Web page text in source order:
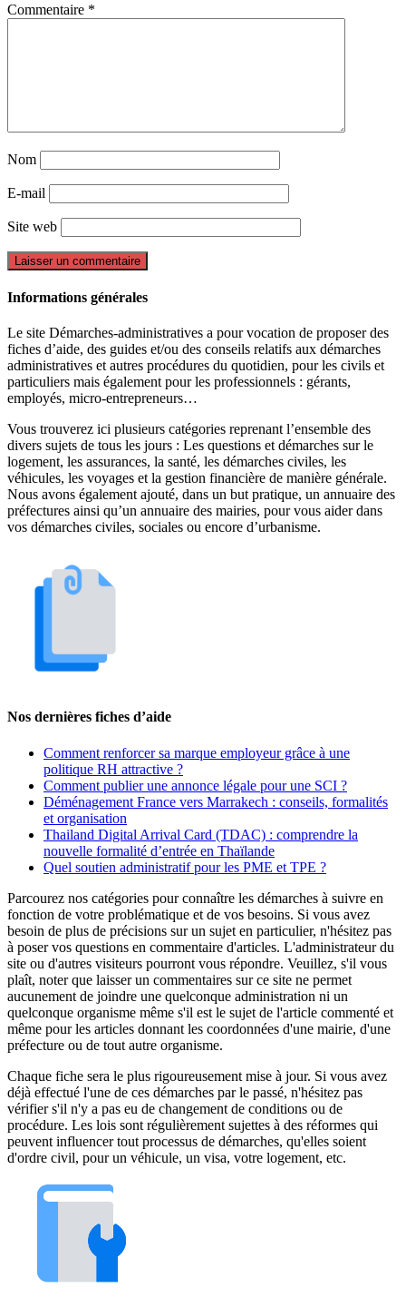
Commentaire *
Nom
E-mail
Site web
Informations générales
Le site Démarches-administratives a pour vocation de proposer des
fiches d’aide, des guides et/ou des conseils relatifs aux démarches
administratives et autres procédures du quotidien, pour les civils et
particuliers mais également pour les professionnels : gérants,
employés, micro-entrepreneurs…
Vous trouverez ici plusieurs catégories reprenant l’ensemble des
divers sujets de tous les jours : Les questions et démarches sur le
logement, les assurances, la santé, les démarches civiles, les
véhicules, les voyages et la gestion financière de manière générale.
Nous avons également ajouté, dans un but pratique, un annuaire des
préfectures ainsi qu’un annuaire des mairies, pour vous aider dans
vos démarches civiles, sociales ou encore d’urbanisme.
Nos dernières fiches d’aide
Comment renforcer sa marque employeur grâce à une
politique RH attractive ?
Comment publier une annonce légale pour une SCI ?
Déménagement France vers Marrakech : conseils, formalités
et organisation
Thailand Digital Arrival Card (TDAC) : comprendre la
nouvelle formalité d’entrée en Thaïlande
Quel soutien administratif pour les PME et TPE ?
Parcourez nos catégories pour connaître les démarches à suivre en
fonction de votre problématique et de vos besoins. Si vous avez
besoin de plus de précisions sur un sujet en particulier, n'hésitez pas
à poser vos questions en commentaire d'articles. L'administrateur du
site ou d'autres visiteurs pourront vous répondre. Veuillez, s'il vous
plaît, noter que laisser un commentaires sur ce site ne permet
aucunement de joindre une quelconque administration ni un
quelconque organisme même s'il est le sujet de l'article commenté et
même pour les articles donnant les coordonnées d'une mairie, d'une
préfecture ou de tout autre organisme.
Chaque fiche sera le plus rigoureusement mise à jour. Si vous avez
déjà effectué l'une de ces démarches par le passé, n'hésitez pas
vérifier s'il n'y a pas eu de changement de conditions ou de
procédure. Les lois sont régulièrement sujettes à des réformes qui
peuvent influencer tout processus de démarches, qu'elles soient
d'ordre civil, pour un véhicule, un visa, votre logement, etc.